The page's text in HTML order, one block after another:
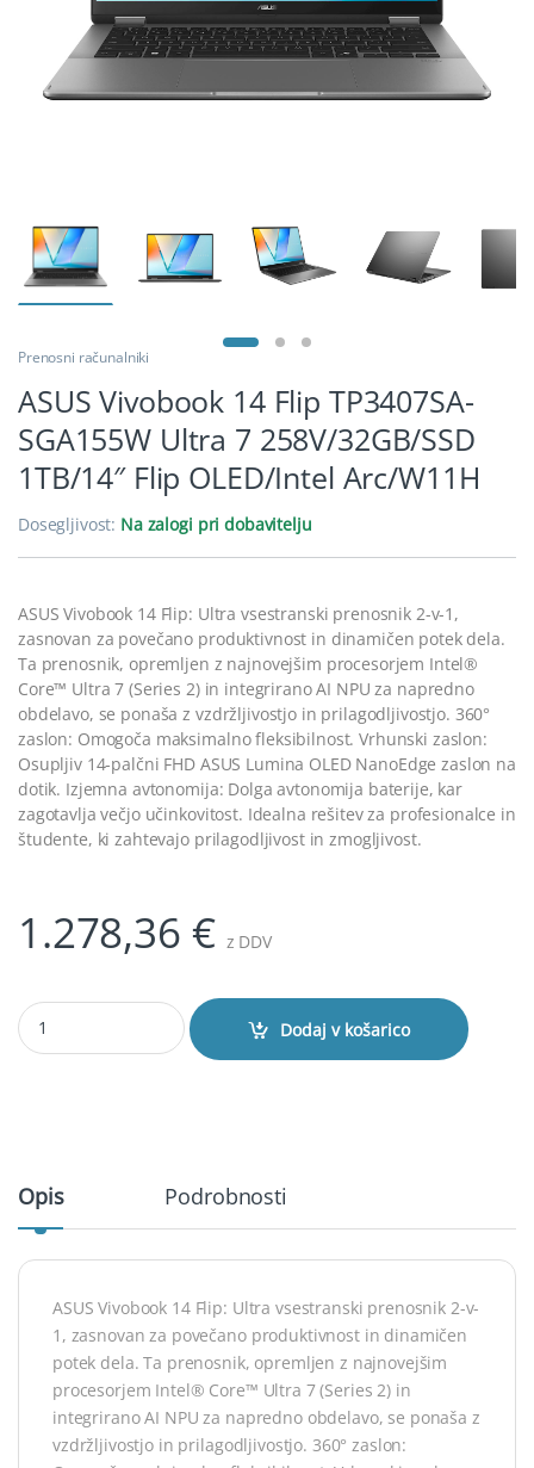
Prenosni računalniki
ASUS Vivobook 14 Flip TP3407SA-
SGA155W Ultra 7 258V/32GB/SSD
1TB/14″ Flip OLED/Intel Arc/W11H
Dosegljivost: Na zalogi pri dobavitelju
ASUS Vivobook 14 Flip: Ultra vsestranski prenosnik 2-v-1,
zasnovan za povečano produktivnost in dinamičen potek dela.
Ta prenosnik, opremljen z najnovejšim procesorjem Intel®
Core™ Ultra 7 (Series 2) in integrirano AI NPU za napredno
obdelavo, se ponaša z vzdržljivostjo in prilagodljivostjo. 360°
zaslon: Omogoča maksimalno fleksibilnost. Vrhunski zaslon:
Osupljiv 14-palčni FHD ASUS Lumina OLED NanoEdge zaslon na
dotik. Izjemna avtonomija: Dolga avtonomija baterije, kar
zagotavlja večjo učinkovitost. Idealna rešitev za profesionalce in
študente, ki zahtevajo prilagodljivost in zmogljivost.
1.278,36 € z DDV
ASUS Vivobook 14 Flip TP3407SA-SGA155W Ultra 7 258V/32GB/
Dodaj v košarico
Opis Podrobnosti
ASUS Vivobook 14 Flip: Ultra vsestranski prenosnik 2-v-
1, zasnovan za povečano produktivnost in dinamičen
potek dela. Ta prenosnik, opremljen z najnovejšim
procesorjem Intel® Core™ Ultra 7 (Series 2) in
integrirano AI NPU za napredno obdelavo, se ponaša z
vzdržljivostjo in prilagodljivostjo. 360° zaslon: